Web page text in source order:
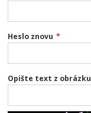
Heslo znovu *
Opište text z obrázku